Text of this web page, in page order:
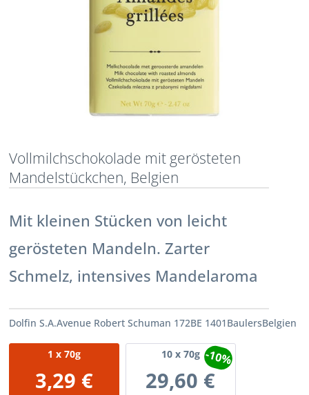
Vollmilchschokolade mit gerösteten
Mandelstückchen, Belgien
Mit kleinen Stücken von leicht
gerösteten Mandeln. Zarter
Schmelz, intensives Mandelaroma
Dolfin S.A.Avenue Robert Schuman 172BE 1401BaulersBelgien
1 x 70g
3,29 €
10x 70g
29,60 €
-10%